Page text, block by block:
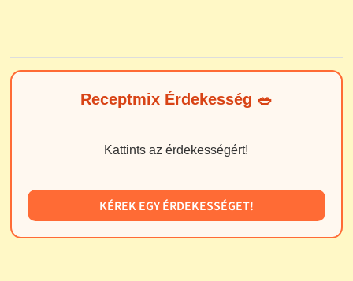
Receptmix Érdekesség 🥗
Kattints az érdekességért!
KÉREK EGY ÉRDEKESSÉGET!